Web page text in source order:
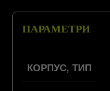
ПАРАМЕТРИ
КОРПУС, ТИП